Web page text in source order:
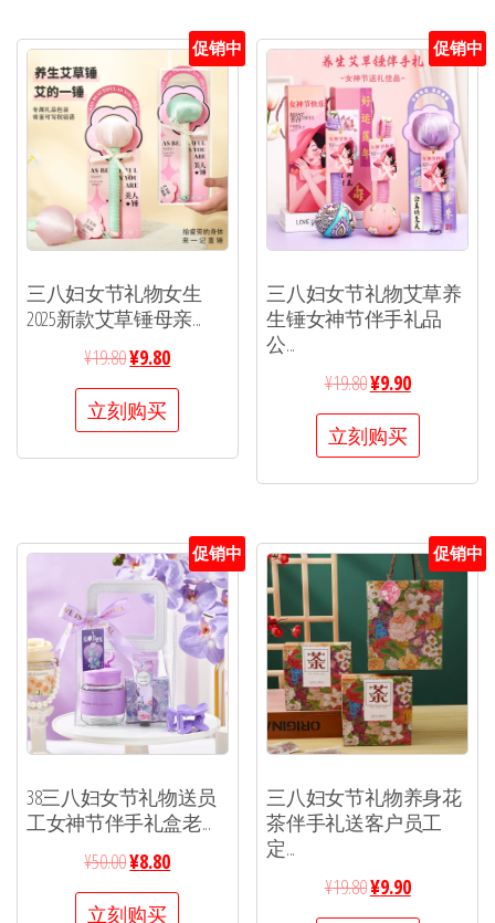
促销中
三八妇女节礼物女生
2025新款艾草锤母亲...
¥19.80¥9.80
立刻购买
促销中
三八妇女节礼物艾草养
生锤女神节伴手礼品
公...
¥19.80¥9.90
立刻购买
促销中
38三八妇女节礼物送员
工女神节伴手礼盒老...
¥50.00¥8.80
立刻购买
促销中
三八妇女节礼物养身花
茶伴手礼送客户员工
定...
¥19.80¥9.90